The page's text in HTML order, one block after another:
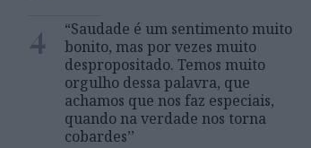
4
“Saudade é um sentimento muito
bonito, mas por vezes muito
despropositado. Temos muito
orgulho dessa palavra, que
achamos que nos faz especiais,
quando na verdade nos torna
cobardes’’